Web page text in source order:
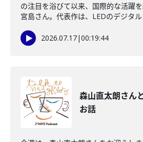
の注目を浴びて以来、国際的な活躍
宮島さん。代表作は、LEDのデジタル
2026.07.17|00:19:44
森山直太朗さん
お話